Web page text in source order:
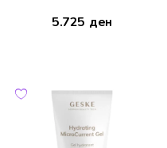
5.725 ден